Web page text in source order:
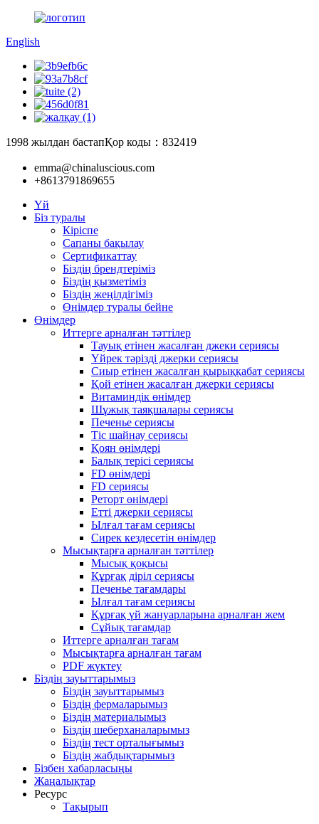
English
1998 жылдан бастапҚор коды：832419
emma@chinaluscious.com
+8613791869655
Үй
Біз туралы
Кіріспе
Сапаны бақылау
Сертификаттау
Біздің брендтеріміз
Біздің қызметіміз
Біздің жеңілдігіміз
Өнімдер туралы бейне
Өнімдер
Иттерге арналған тәттілер
Тауық етінен жасалған джеки сериясы
Үйрек тәрізді джерки сериясы
Сиыр етінен жасалған қырыққабат сериясы
Қой етінен жасалған джерки сериясы
Витаминдік өнімдер
Шұжық таяқшалары сериясы
Печенье сериясы
Тіс шайнау сериясы
Қоян өнімдері
Балық терісі сериясы
FD өнімдері
FD сериясы
Реторт өнімдері
Етті джерки сериясы
Ылғал тағам сериясы
Сирек кездесетін өнімдер
Мысықтарға арналған тәттілер
Мысық қоқысы
Құрғақ діріл сериясы
Печенье тағамдары
Ылғал тағам сериясы
Құрғақ үй жануарларына арналған жем
Сұйық тағамдар
Иттерге арналған тағам
Мысықтарға арналған тағам
PDF жүктеу
Біздің зауыттарымыз
Біздің зауыттарымыз
Біздің фермаларымыз
Біздің материалымыз
Біздің шеберханаларымыз
Біздің тест орталығымыз
Біздің жабдықтарымыз
Бізбен хабарласыңы
Жаңалықтар
Ресурс
Тақырып